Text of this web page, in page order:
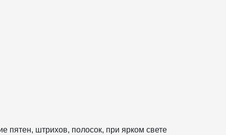
пятен, штрихов, полосок, при ярком свете